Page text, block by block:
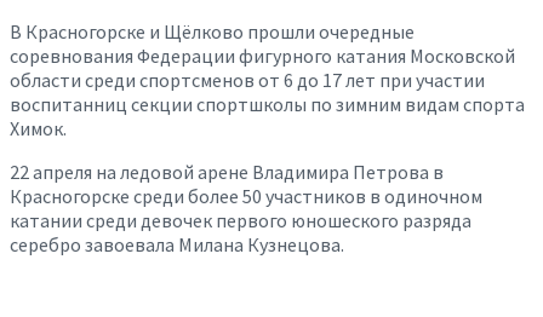
В Красногорске и Щёлково прошли очередные
соревнования Федерации фигурного катания Московской
области среди спортсменов от 6 до 17 лет при участии
воспитанниц секции спортшколы по зимним видам спорта
Химок.
22 апреля на ледовой арене Владимира Петрова в
Красногорске среди более 50 участников в одиночном
катании среди девочек первого юношеского разряда
серебро завоевала Милана Кузнецова.